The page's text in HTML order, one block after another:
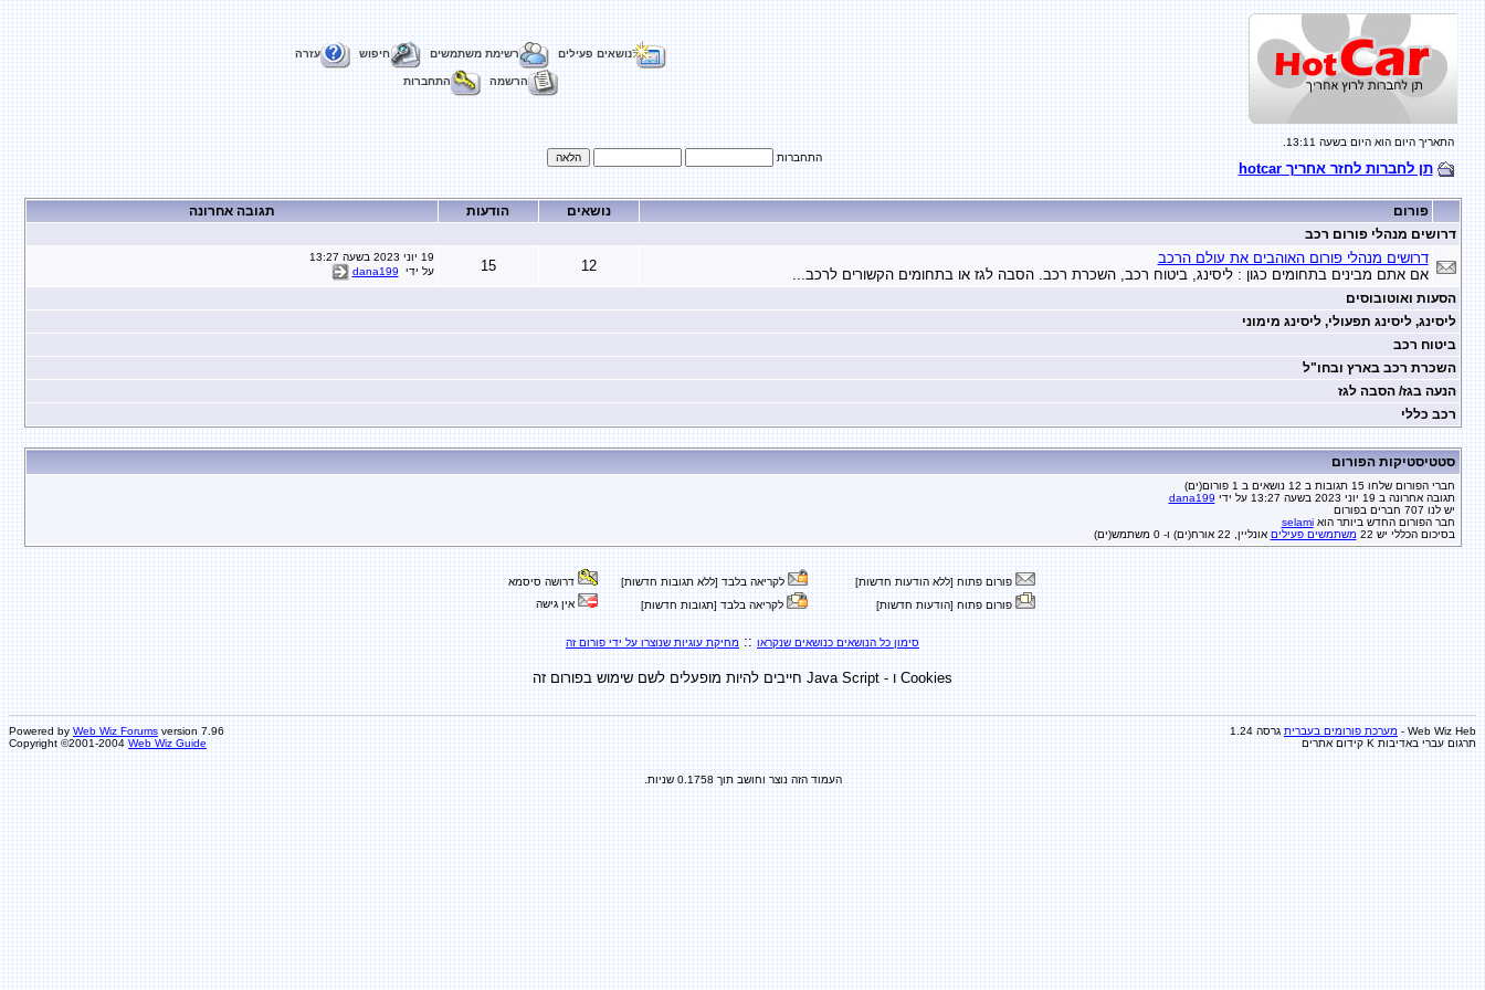
נושאים פעילים רשימת משתמשים חיפוש עזרה
הרשמה התחברות
התאריך היום הוא היום בשעה 13:11.
תן לחברות לחזר אחריך hotcar
התחברות
פורום נושאים הודעות
תגובה אחרונה
דרושים מנהלי פורום רכב
דרושים מנהלי פורום האוהבים את עולם הרכב
אם אתם מבינים בתחומים כגון : ליסינג, ביטוח רכב, השכרת רכב. הסבה לגז או בתחומים הקשורים לרכב...
12
15
19 יוני 2023 בשעה 13:27
על ידי dana199
הסעות ואוטובוסים
ליסינג, ליסינג תפעולי, ליסינג מימוני
ביטוח רכב
השכרת רכב בארץ ובחו"ל
הנעה בגז/ הסבה לגז
רכב כללי
סטטיסטיקות הפורום
חברי הפורום שלחו 15 תגובות ב 12 נושאים ב 1 פורום(ים)
תגובה אחרונה ב 19 יוני 2023 בשעה 13:27 על ידי
dana199
יש לנו 707 חברים בפורום
חבר הפורום החדש ביותר הואselami
בסיכום הכללי יש 22
משתמשים פעילים אונליין, 22 אורח(ים) ו- 0 משתמש(ים)
פורום פתוח [ללא הודעות חדשות] לקריאה בלבד [ללא תגובות חדשות]
דרושה סיסמא
פורום פתוח [הודעות חדשות]
לקריאה בלבד [תגובות חדשות] אין גישה
סימון כל הנושאים כנושאים שנקראו :: מחיקת עוגיות שנוצרו על ידי פורום זה
Cookies ו - Java Script חייבים להיות מופעלים לשם שימוש בפורום זה
Web Wiz Heb - מערכת פורומים בעברית גרסה 1.24
תרגום עברי באדיבות K
קידום אתרים
Powered by Web Wiz Forums version 7.96
Copyright ©2001-2004 Web Wiz Guide
העמוד הזה נוצר וחושב תוך 0.1758 שניות.